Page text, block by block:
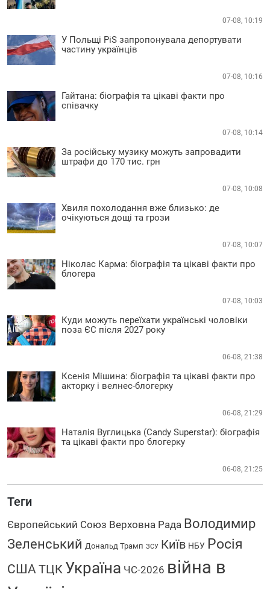
07-08, 10:19
У Польщі PiS запропонувала депортувати
частину українців
07-08, 10:16
Гайтана: біографія та цікаві факти про
співачку
07-08, 10:14
За російську музику можуть запровадити
штрафи до 170 тис. грн
07-08, 10:08
Хвиля похолодання вже близько: де
очікуються дощі та грози
07-08, 10:07
Ніколас Карма: біографія та цікаві факти про
блогера
07-08, 10:03
Куди можуть переїхати українські чоловіки
поза ЄС після 2027 року
06-08, 21:38
Ксенія Мішина: біографія та цікаві факти про
акторку і велнес-блогерку
06-08, 21:29
Наталія Вуглицька (Candy Superstar): біографія
та цікаві факти про блогерку
06-08, 21:25
Теги
Європейський Союз Верховна Рада Володимир
Зеленський Дональд Трамп ЗСУ Київ НБУ Росія
СШАТЦК Україна ЧС-2026 війна в